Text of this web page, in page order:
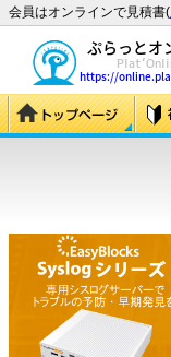
会員はオンラインで見積書(